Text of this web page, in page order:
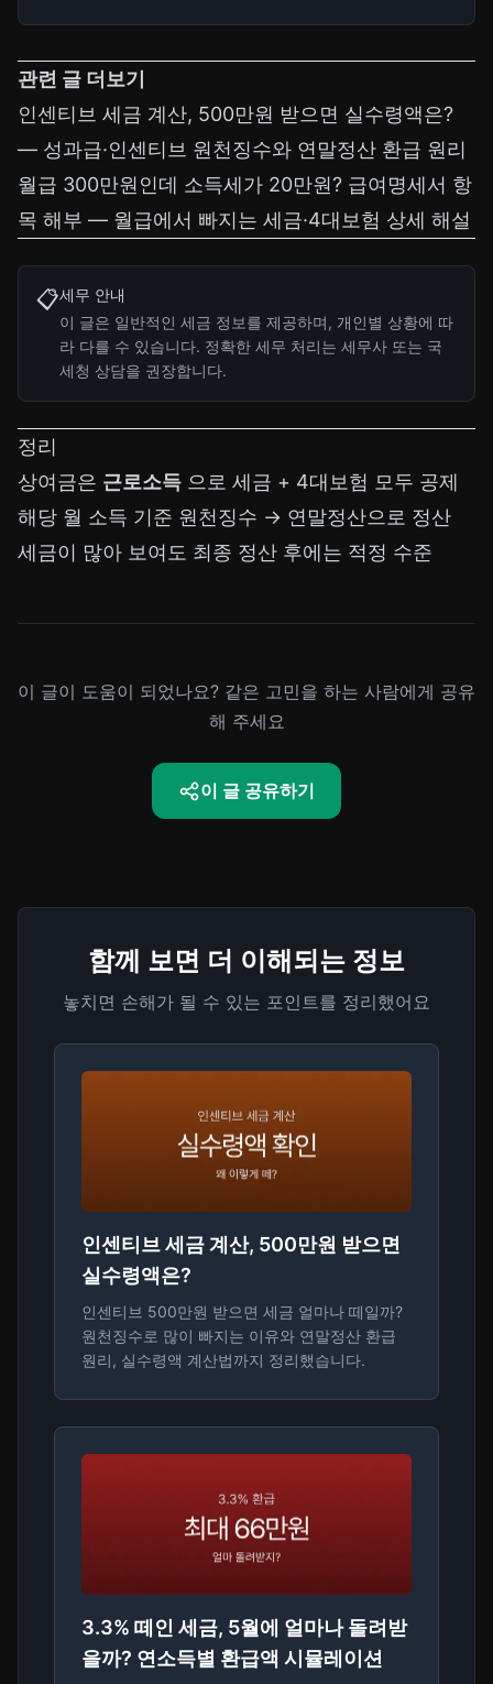
관련 글 더보기
인센티브 세금 계산, 500만원 받으면 실수령액은?
— 성과급·인센티브 원천징수와 연말정산 환급 원리
월급 300만원인데 소득세가 20만원? 급여명세서 항
목 해부 — 월급에서 빠지는 세금·4대보험 상세 해설
📋세무 안내
이 글은 일반적인 세금 정보를 제공하며, 개인별 상황에 따
라 다를 수 있습니다. 정확한 세무 처리는 세무사 또는 국
세청 상담을 권장합니다.
정리
상여금은 근로소득 으로 세금 + 4대보험 모두 공제
해당 월 소득 기준 원천징수 → 연말정산으로 정산
세금이 많아 보여도 최종 정산 후에는 적정 수준
이 글이 도움이 되었나요? 같은 고민을 하는 사람에게 공유
해 주세요
이 글 공유하기
함께 보면 더 이해되는 정보
놓치면 손해가 될 수 있는 포인트를 정리했어요
인센티브 세금 계산, 500만원 받으면
실수령액은?
인센티브 500만원 받으면 세금 얼마나 떼일까?
원천징수로 많이 빠지는 이유와 연말정산 환급
원리, 실수령액 계산법까지 정리했습니다.
3.3% 떼인 세금, 5월에 얼마나 돌려받
을까? 연소득별 환급액 시뮬레이션